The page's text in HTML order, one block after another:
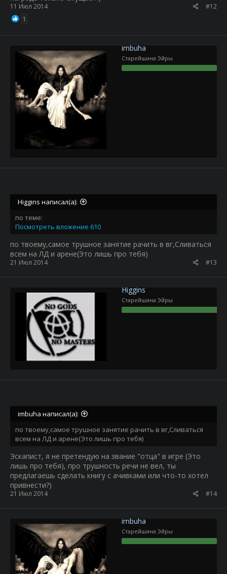
11 Июл 2014 #12
1
imbuha
Старейшина Эйры
Higgins написал(а):
по теме:
Посмотреть вложение 610
по твоему,самое трушное занятие рачить в вг,Сливаться
всем на ЛД и арене(Это лишь про тебя)
21 Июл 2014 #13
Higgins
Старейшина Эйры
imbuha написал(а):
по твоему,самое трушное занятие рачить в вг,Сливаться
всем на ЛД и арене(Это лишь про тебя)
Эскапист, я не претендую на звание "отца" в игре (Это
лишь про тебя), про трушность речи не вел, ты
предлагаешь сделать книгу с ачивками или что-то хотел
привнести?)
21 Июл 2014 #14
imbuha
Старейшина Эйры